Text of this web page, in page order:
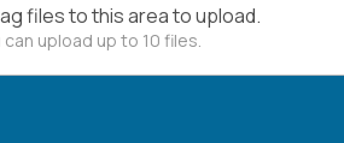
files to this area to upload.
can upload up to 10 files.